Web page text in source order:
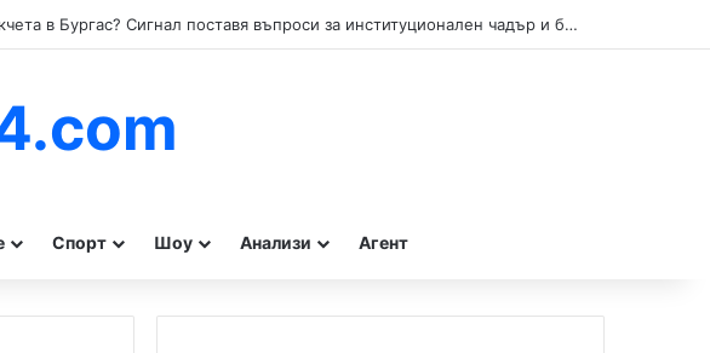
Кой прикрива нарушенията при туристическите влакчета в Бургас? Сигнал поставя въпроси за институционален чадър и бездействие на контролните органи.
Спорт Шоу Анализи Агент